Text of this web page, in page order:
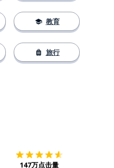
教育
旅行
147万点击量